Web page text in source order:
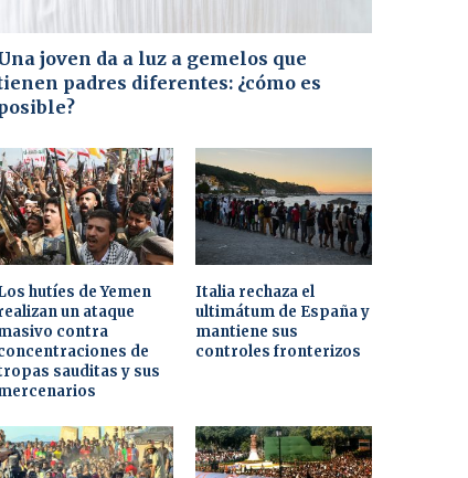
joven da a luz a gemelos que
padres diferentes: ¿cómo es
hutíes de Yemen
un ataque
contra
de
sauditas y sus
Italia rechaza el
ultimátum de España y
mantiene sus
controles fronterizos